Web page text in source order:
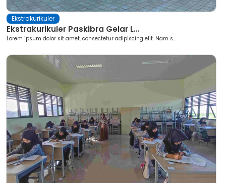
Ekstrakurikuler
Ekstrakurikuler Paskibra Gelar L...
Lorem ipsum dolor sit amet, consectetur adipiscing elit. Nam s...